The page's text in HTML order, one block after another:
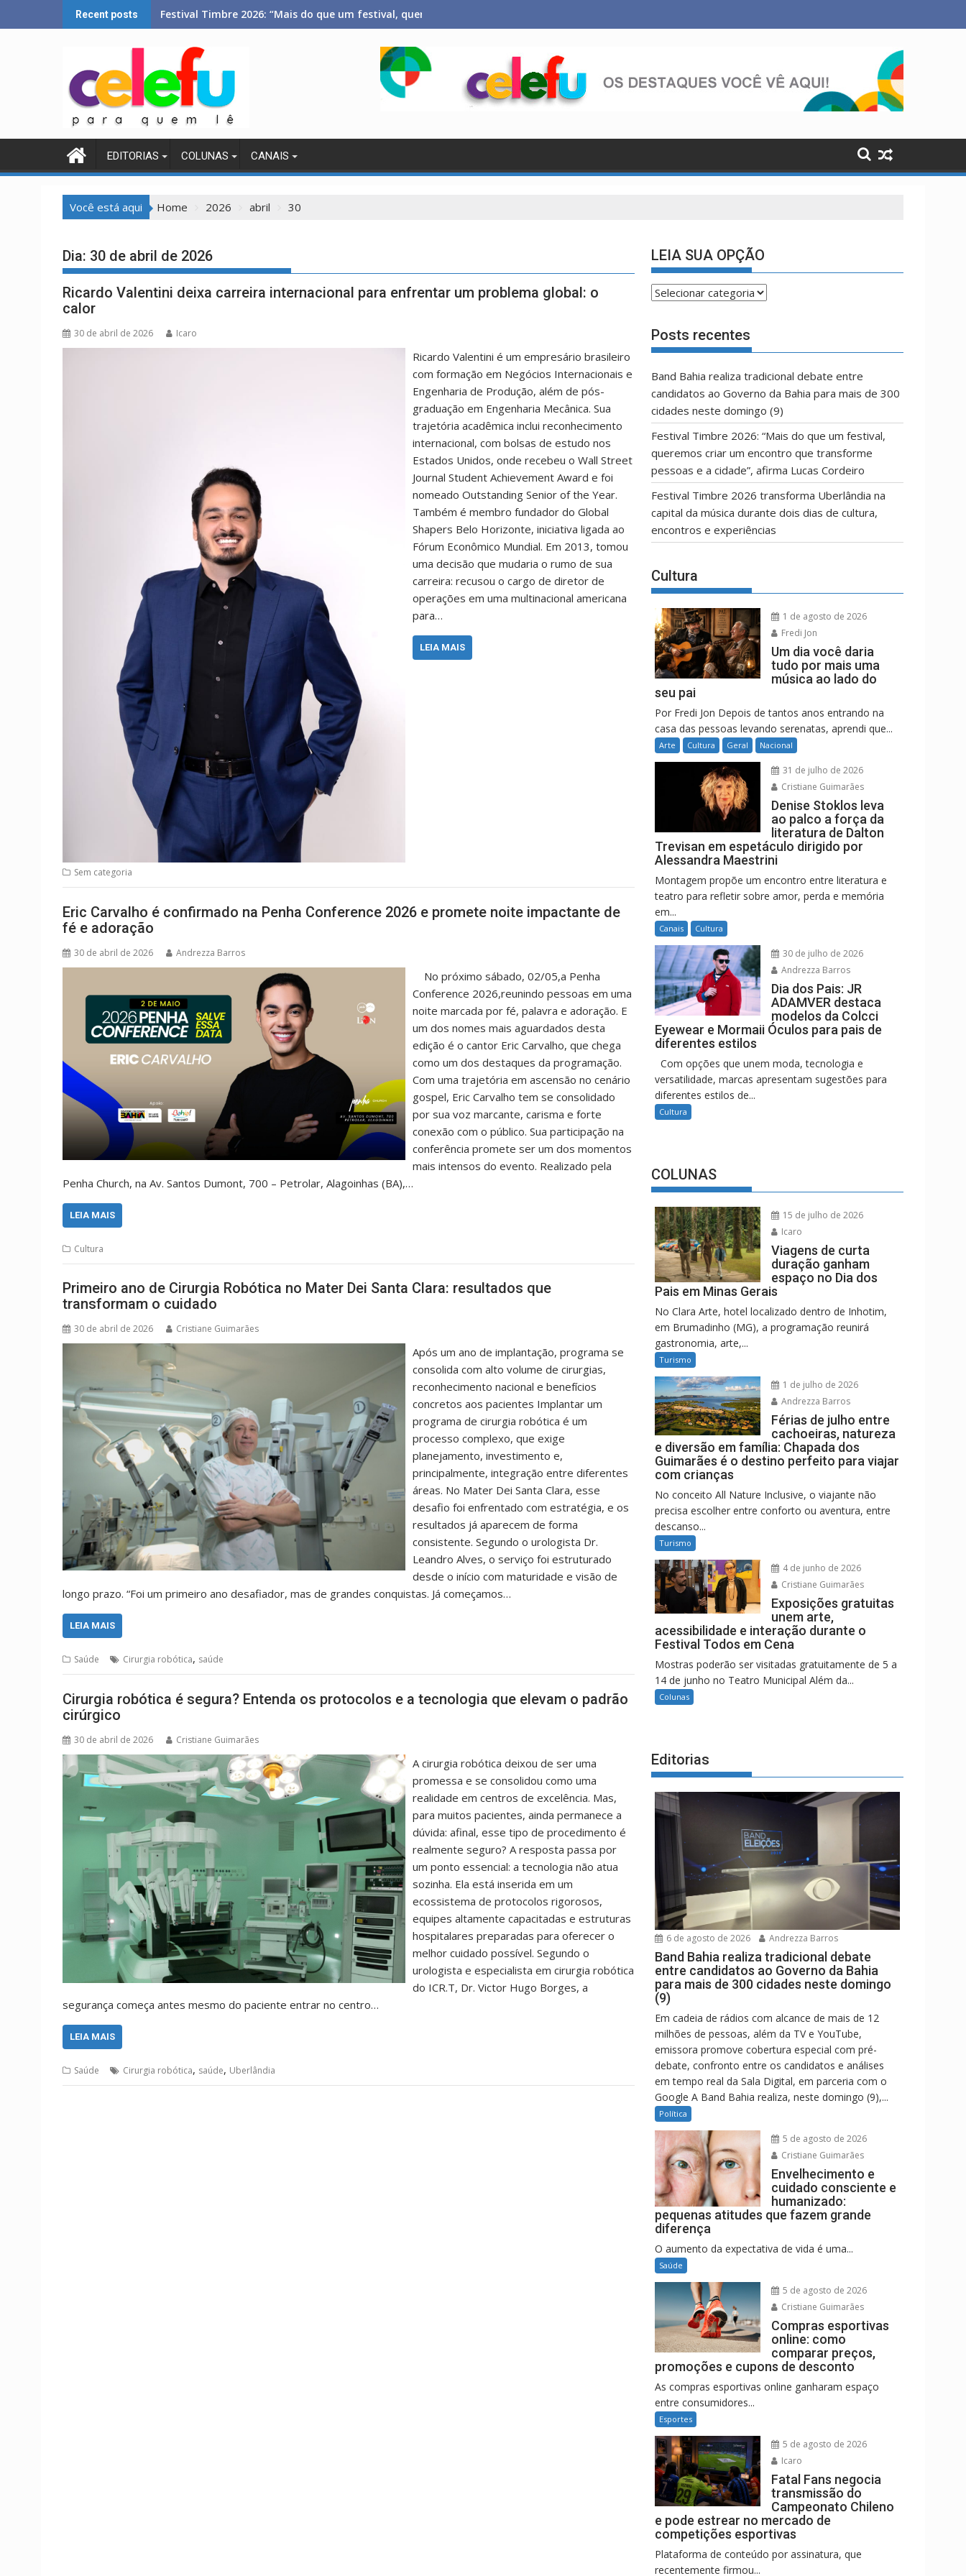
to
Recent posts Festival Timbre 2026: “Mais do que um festival, queremos criar um encontro que transforme pessoas e a cidade”, afirma Lucas Cordeiro
EDITORIAS COLUNAS CANAIS
Você está aqui Home 2026 abril 30
Dia: 30 de abril de 2026
Ricardo Valentini deixa carreira internacional para enfrentar um problema global: o
calor
30 de abril de 2026 Icaro
Ricardo Valentini é um empresário brasileiro
com formação em Negócios Internacionais e
Engenharia de Produção, além de pós-
graduação em Engenharia Mecânica. Sua
trajetória acadêmica inclui reconhecimento
internacional, com bolsas de estudo nos
Estados Unidos, onde recebeu o Wall Street
Journal Student Achievement Award e foi
nomeado Outstanding Senior of the Year.
Também é membro fundador do Global
Shapers Belo Horizonte, iniciativa ligada ao
Fórum Econômico Mundial. Em 2013, tomou
uma decisão que mudaria o rumo de sua
carreira: recusou o cargo de diretor de
operações em uma multinacional americana
para…
LEIA MAIS
Sem categoria
Eric Carvalho é confirmado na Penha Conference 2026 e promete noite impactante de
fé e adoração
30 de abril de 2026 Andrezza Barros
No próximo sábado, 02/05,a Penha
Conference 2026,reunindo pessoas em uma
noite marcada por fé, palavra e adoração. E
um dos nomes mais aguardados desta
edição é o cantor Eric Carvalho, que chega
como um dos destaques da programação.
Com uma trajetória em ascensão no cenário
gospel, Eric Carvalho tem se consolidado
por sua voz marcante, carisma e forte
conexão com o público. Sua participação na
conferência promete ser um dos momentos
mais intensos do evento. Realizado pela
Penha Church, na Av. Santos Dumont, 700 – Petrolar, Alagoinhas (BA),…
LEIA MAIS
Cultura
Primeiro ano de Cirurgia Robótica no Mater Dei Santa Clara: resultados que
transformam o cuidado
30 de abril de 2026 Cristiane Guimarães
Após um ano de implantação, programa se
consolida com alto volume de cirurgias,
reconhecimento nacional e benefícios
concretos aos pacientes Implantar um
programa de cirurgia robótica é um
processo complexo, que exige
planejamento, investimento e,
principalmente, integração entre diferentes
áreas. No Mater Dei Santa Clara, esse
desafio foi enfrentado com estratégia, e os
resultados já aparecem de forma
consistente. Segundo o urologista Dr.
Leandro Alves, o serviço foi estruturado
desde o início com maturidade e visão de
longo prazo. “Foi um primeiro ano desafiador, mas de grandes conquistas. Já começamos…
LEIA MAIS
Saúde Cirurgia robótica, saúde
Cirurgia robótica é segura? Entenda os protocolos e a tecnologia que elevam o padrão
cirúrgico
30 de abril de 2026 Cristiane Guimarães
A cirurgia robótica deixou de ser uma
promessa e se consolidou como uma
realidade em centros de excelência. Mas,
para muitos pacientes, ainda permanece a
dúvida: afinal, esse tipo de procedimento é
realmente seguro? A resposta passa por
um ponto essencial: a tecnologia não atua
sozinha. Ela está inserida em um
ecossistema de protocolos rigorosos,
equipes altamente capacitadas e estruturas
hospitalares preparadas para oferecer o
melhor cuidado possível. Segundo o
urologista e especialista em cirurgia robótica
do ICR.T, Dr. Victor Hugo Borges, a
segurança começa antes mesmo do paciente entrar no centro…
LEIA MAIS
Saúde Cirurgia robótica, saúde, Uberlândia
LEIA SUA OPÇÃO
LEIA
OPÇÃO
Posts recentes
Band Bahia realiza tradicional debate entre
candidatos ao Governo da Bahia para mais de 300
cidades neste domingo (9)
Festival Timbre 2026: “Mais do que um festival,
queremos criar um encontro que transforme
pessoas e a cidade”, afirma Lucas Cordeiro
Festival Timbre 2026 transforma Uberlândia na
capital da música durante dois dias de cultura,
encontros e experiências
Cultura
1 de agosto de 2026
Fredi Jon
Um dia você daria
tudo por mais uma
música ao lado do
seu pai
Por Fredi Jon Depois de tantos anos entrando na
casa das pessoas levando serenatas, aprendi que...
Arte Cultura Geral Nacional
31 de julho de 2026
Cristiane Guimarães
Denise Stoklos leva
ao palco a força da
literatura de Dalton
Trevisan em espetáculo dirigido por
Alessandra Maestrini
Montagem propõe um encontro entre literatura e
teatro para refletir sobre amor, perda e memória
em...
Canais Cultura
30 de julho de 2026
Andrezza Barros
Dia dos Pais: JR
ADAMVER destaca
modelos da Colcci
Eyewear e Mormaii Óculos para pais de
diferentes estilos
Com opções que unem moda, tecnologia e
versatilidade, marcas apresentam sugestões para
diferentes estilos de...
Cultura
COLUNAS
15 de julho de 2026
Icaro
Viagens de curta
duração ganham
espaço no Dia dos
Pais em Minas Gerais
No Clara Arte, hotel localizado dentro de Inhotim,
em Brumadinho (MG), a programação reunirá
gastronomia, arte,...
Turismo
1 de julho de 2026
Andrezza Barros
Férias de julho entre
cachoeiras, natureza
e diversão em família: Chapada dos
Guimarães é o destino perfeito para viajar
com crianças
No conceito All Nature Inclusive, o viajante não
precisa escolher entre conforto ou aventura, entre
descanso...
Turismo
4 de junho de 2026
Cristiane Guimarães
Exposições gratuitas
unem arte,
acessibilidade e interação durante o
Festival Todos em Cena
Mostras poderão ser visitadas gratuitamente de 5 a
14 de junho no Teatro Municipal Além da...
Colunas
Editorias
6 de agosto de 2026 Andrezza Barros
Band Bahia realiza tradicional debate
entre candidatos ao Governo da Bahia
para mais de 300 cidades neste domingo
(9)
Em cadeia de rádios com alcance de mais de 12
milhões de pessoas, além da TV e YouTube,
emissora promove cobertura especial com pré-
debate, confronto entre os candidatos e análises
em tempo real da Sala Digital, em parceria com o
Google A Band Bahia realiza, neste domingo (9),...
Política
5 de agosto de 2026
Cristiane Guimarães
Envelhecimento e
cuidado consciente e
humanizado:
pequenas atitudes que fazem grande
diferença
O aumento da expectativa de vida é uma...
Saúde
5 de agosto de 2026
Cristiane Guimarães
Compras esportivas
online: como
comparar preços,
promoções e cupons de desconto
As compras esportivas online ganharam espaço
entre consumidores...
Esportes
5 de agosto de 2026
Icaro
Fatal Fans negocia
transmissão do
Campeonato Chileno
e pode estrear no mercado de
competições esportivas
Plataforma de conteúdo por assinatura, que
recentemente firmou...